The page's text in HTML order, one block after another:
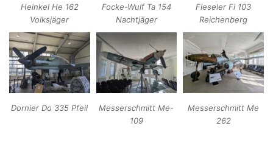
Heinkel He 162
Volksjäger
Focke-Wulf Ta 154
Nachtjäger
Fieseler Fi 103
Reichenberg
Dornier Do 335 Pfeil
Messerschmitt Me-
109
Messerschmitt Me
262